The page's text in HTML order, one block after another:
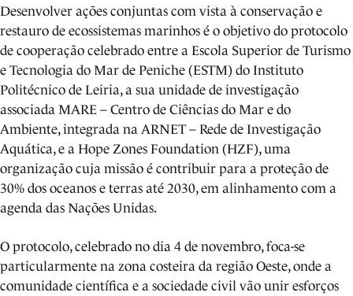
Desenvolver ações conjuntas com vista à conservação e
restauro de ecossistemas marinhos é o objetivo do protocolo
de cooperação celebrado entre a Escola Superior de Turismo
e Tecnologia do Mar de Peniche (ESTM) do Instituto
Politécnico de Leiria, a sua unidade de investigação
associada MARE – Centro de Ciências do Mar e do
Ambiente, integrada na ARNET – Rede de Investigação
Aquática, e a Hope Zones Foundation (HZF), uma
organização cuja missão é contribuir para a proteção de
30% dos oceanos e terras até 2030, em alinhamento com a
agenda das Nações Unidas.
O protocolo, celebrado no dia 4 de novembro, foca-se
particularmente na zona costeira da região Oeste, onde a
comunidade científica e a sociedade civil vão unir esforços